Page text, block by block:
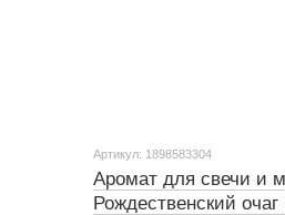
Артикул: 1898583304
Аромат для свечи и
Рождественский